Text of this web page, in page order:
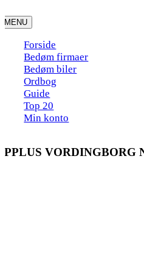
to
content
MENU
Forside
Bedøm firmaer
Bedøm biler
Ordbog
Guide
Top 20
Min konto
VORDINGBORG